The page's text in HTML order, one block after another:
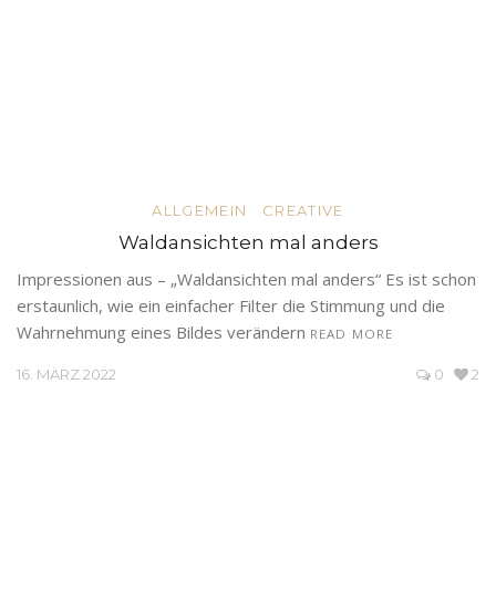
ALLGEMEIN CREATIVE
Waldansichten mal anders
Impressionen aus – „Waldansichten mal anders“ Es ist schon
erstaunlich, wie ein einfacher Filter die Stimmung und die
Wahrnehmung eines Bildes verändern READ MORE
16. MÄRZ 2022 0 2